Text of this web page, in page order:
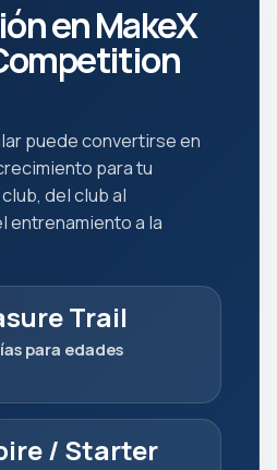
en MakeX
puede convertirse en
para tu
del club al
entrenamiento a la
Trail
para edades
/ Starter